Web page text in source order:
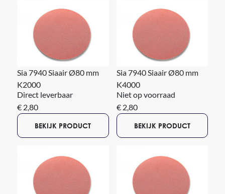
Sia 7940 Siaair Ø80 mm
K2000
Direct leverbaar
€ 2,80
BEKIJK PRODUCT
Sia 7940 Siaair Ø80 mm
K4000
Niet op voorraad
€ 2,80
BEKIJK PRODUCT